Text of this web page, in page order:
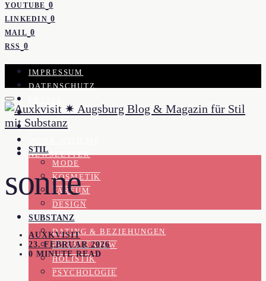
YOUTUBE 0
LINKEDIN 0
MAIL 0
RSS 0
IMPRESSUM
DATENSCHUTZ
KOOPERATION
KONTAKT
NEWSLETTER
STIL
MODE
KOSMETIK
PARFUM
DESIGN
SUBSTANZ
DATING & BEZIEHUNGEN
FEMALE VIEW
HOLISTIK
PSYCHOLOGIE
sonne
AUXKVISIT
23. FEBRUAR 2026
0 MINUTE READ